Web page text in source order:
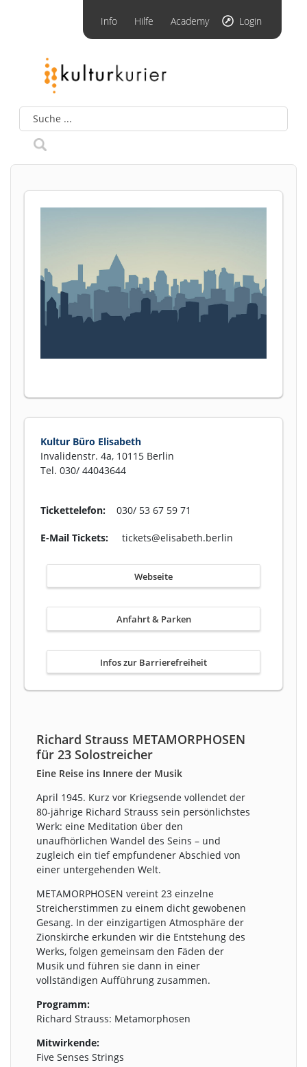
Info Hilfe Academy Login
Kultur Büro Elisabeth
Invalidenstr. 4a, 10115 Berlin
Tel. 030/ 44043644
Tickettelefon: 030/ 53 67 59 71
E-Mail Tickets: tickets@elisabeth.berlin
Webseite
Anfahrt & Parken
Infos zur Barrierefreiheit
Richard Strauss METAMORPHOSEN
für 23 Solostreicher
Eine Reise ins Innere der Musik
April 1945. Kurz vor Kriegsende vollendet der
80-jährige Richard Strauss sein persönlichstes
Werk: eine Meditation über den
unaufhörlichen Wandel des Seins – und
zugleich ein tief empfundener Abschied von
einer untergehenden Welt.
METAMORPHOSEN vereint 23 einzelne
Streicherstimmen zu einem dicht gewobenen
Gesang. In der einzigartigen Atmosphäre der
Zionskirche erkunden wir die Entstehung des
Werks, folgen gemeinsam den Fäden der
Musik und führen sie dann in einer
vollständigen Aufführung zusammen.
Programm:
Richard Strauss: Metamorphosen
Mitwirkende:
Five Senses Strings